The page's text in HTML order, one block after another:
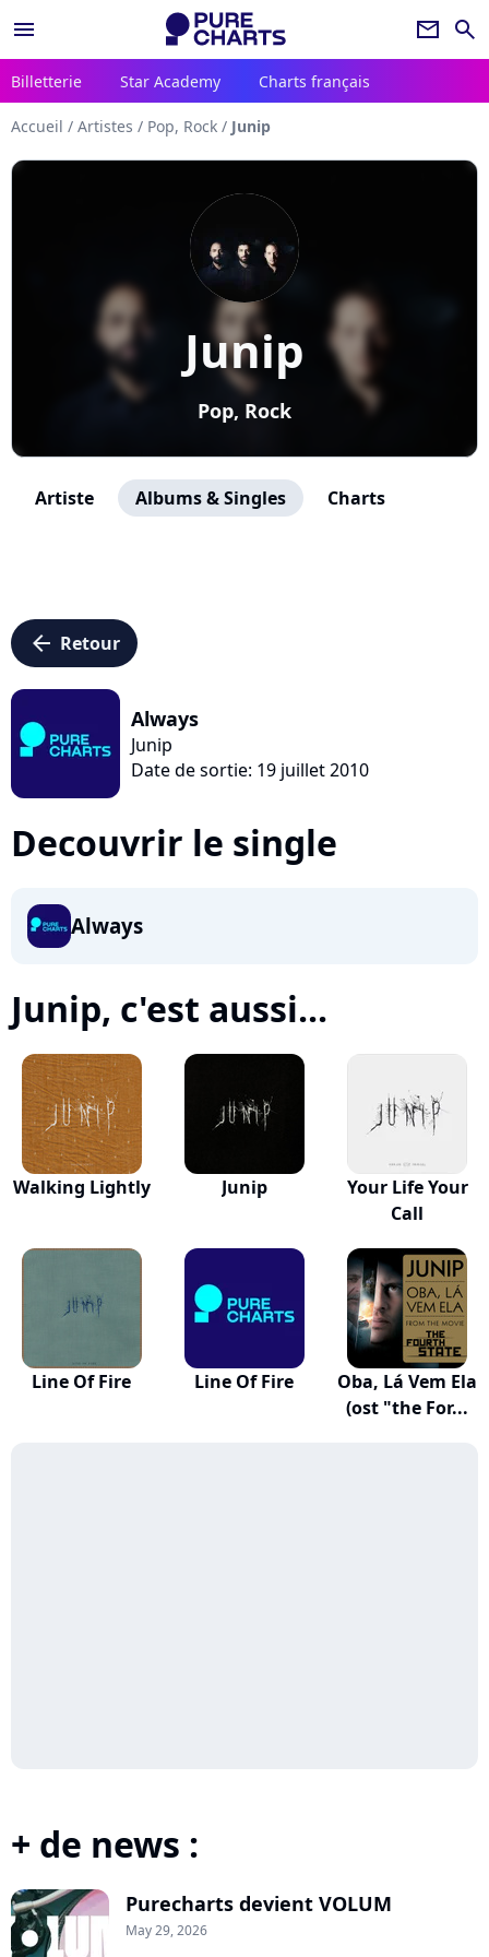
menu newsletter search
Billetterie Star Academy Charts français
Accueil / Artistes / Pop, Rock / Junip
Junip
Pop, Rock
Artiste Albums & Singles Charts
arrow_left Retour
Always
Junip
Date de sortie: 19 juillet 2010
Decouvrir le single
Always
Junip, c'est aussi...
Walking Lightly Junip
Your Life Your
Call
Line Of Fire Line Of Fire
Oba, Lá Vem Ela
(ost "the For...
+ de news :
Purecharts devient VOLUM
May 29, 2026